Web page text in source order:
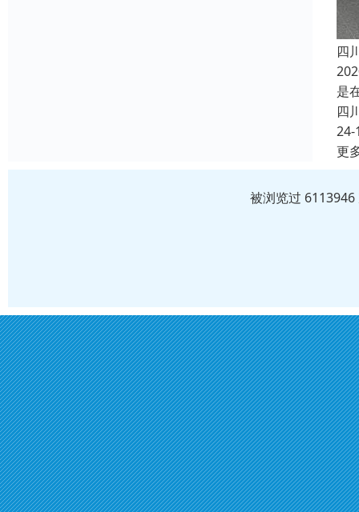
四
是
四
24-
更
被浏览过